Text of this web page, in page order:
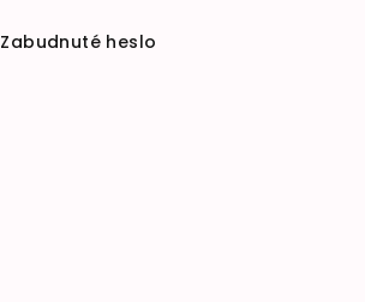
Zabudnuté heslo